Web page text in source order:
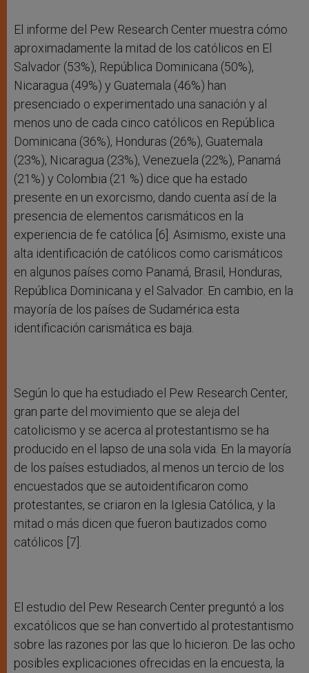
El informe del Pew Research Center muestra cómo
aproximadamente la mitad de los católicos en El
Salvador (53%), República Dominicana (50%),
Nicaragua (49%) y Guatemala (46%) han
presenciado o experimentado una sanación y al
menos uno de cada cinco católicos en República
Dominicana (36%), Honduras (26%), Guatemala
(23%), Nicaragua (23%), Venezuela (22%), Panamá
(21%) y Colombia (21 %) dice que ha estado
presente en un exorcismo, dando cuenta así de la
presencia de elementos carismáticos en la
experiencia de fe católica [6]. Asimismo, existe una
alta identificación de católicos como carismáticos
en algunos países como Panamá, Brasil, Honduras,
República Dominicana y el Salvador. En cambio, en la
mayoría de los países de Sudamérica esta
identificación carismática es baja.
Según lo que ha estudiado el Pew Research Center,
gran parte del movimiento que se aleja del
catolicismo y se acerca al protestantismo se ha
producido en el lapso de una sola vida. En la mayoría
de los países estudiados, al menos un tercio de los
encuestados que se autoidentificaron como
protestantes, se criaron en la Iglesia Católica, y la
mitad o más dicen que fueron bautizados como
católicos [7].
El estudio del Pew Research Center preguntó a los
excatólicos que se han convertido al protestantismo
sobre las razones por las que lo hicieron. De las ocho
posibles explicaciones ofrecidas en la encuesta, la